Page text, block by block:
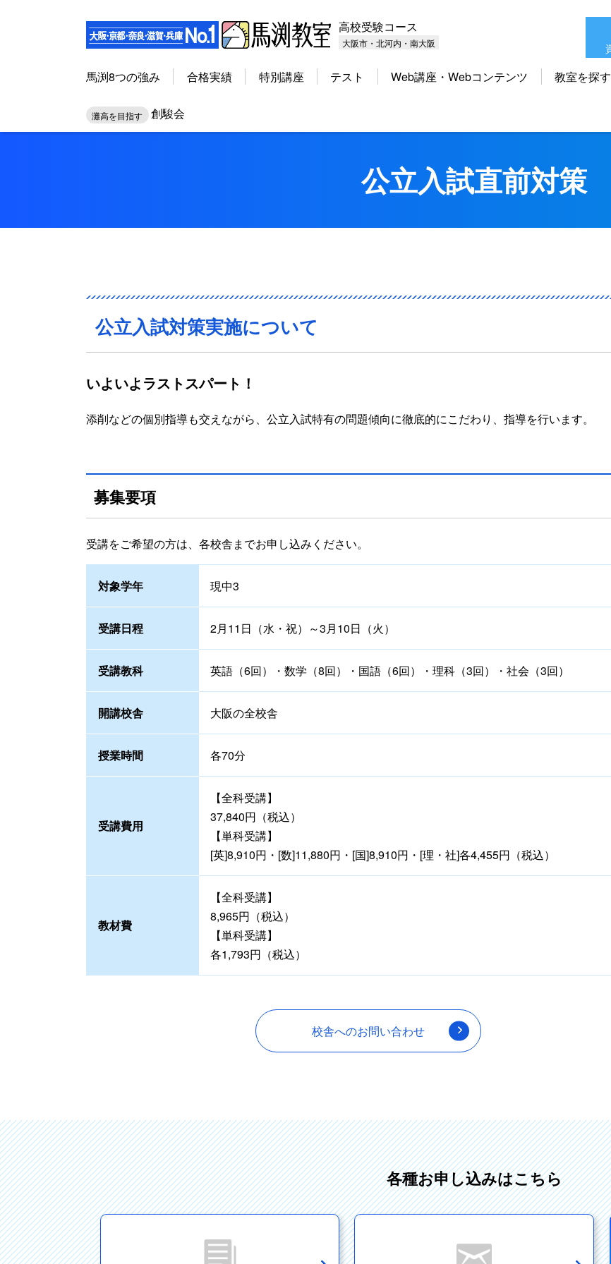
高校受験コース
大阪市・北河内・南大阪
馬渕8つの強み 合格実績 特別講座 テスト Web講座・Webコンテンツ 教室を探す
灘高を目指す 創駿会
公立入試直前対策
公立入試対策実施について
いよいよラストスパート！
添削などの個別指導も交えながら、公立入試特有の問題傾向に徹底的にこだわり、指導を行います。
募集要項
受講をご希望の方は、各校舎までお申し込みください。
対象学年 現中3
受講日程 2月11日（水・祝）～3月10日（火）
受講教科 英語（6回）・数学（8回）・国語（6回）・理科（3回）・社会（3回）
開講校舎 大阪の全校舎
授業時間 各70分
受講費用
【全科受講】
37,840円（税込）
【単科受講】
[英]8,910円・[数]11,880円・[国]8,910円・[理・社]各4,455円（税込）
教材費
【全科受講】
8,965円（税込）
【単科受講】
各1,793円（税込）
校舎へのお問い合わせ
各種お申し込みはこちら